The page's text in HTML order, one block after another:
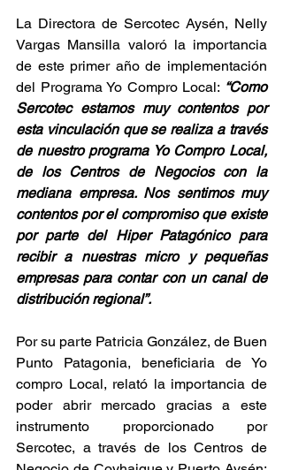
La Directora de Sercotec Aysén, Nelly
Vargas Mansilla valoró la importancia
de este primer año de implementación
del Programa Yo Compro Local: “Como
Sercotec estamos muy contentos por
esta vinculación que se realiza a través
de nuestro programa Yo Compro Local,
de los Centros de Negocios con la
mediana empresa. Nos sentimos muy
contentos por el compromiso que existe
por parte del Hiper Patagónico para
recibir a nuestras micro y pequeñas
empresas para contar con un canal de
distribución regional”.
Por su parte Patricia González, de Buen
Punto Patagonia, beneficiaria de Yo
compro Local, relató la importancia de
poder abrir mercado gracias a este
instrumento proporcionado por
Sercotec, a través de los Centros de